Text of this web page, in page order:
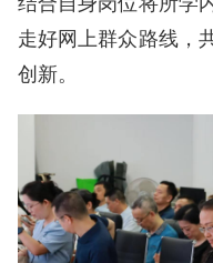
走好网上群众路线，
创新。